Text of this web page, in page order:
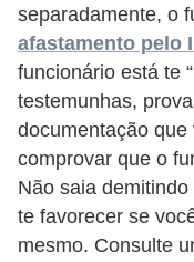
separadamente, o
afastamento pelo
funcionário está te
testemunhas,
documentação
comprovar que o
Não saia
te favorecer se
mesmo. Consulte
u
r
s
o
H
u
m